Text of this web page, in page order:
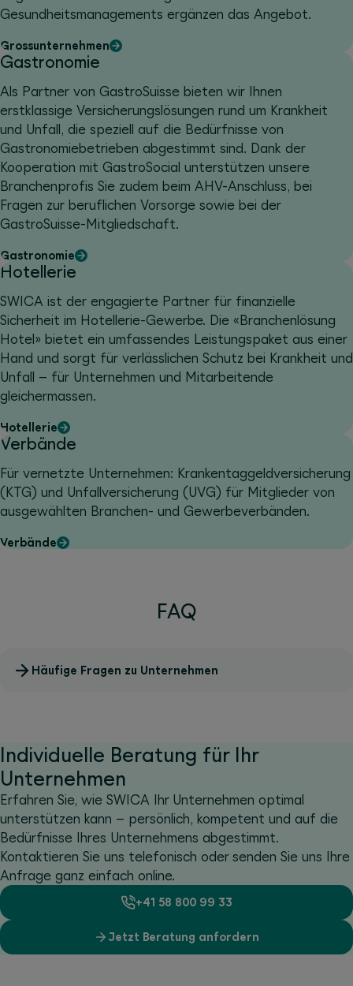
Gesundheitsmanagements ergänzen das Angebot.
Grossunternehmen
Gastronomie
Als Partner von GastroSuisse bieten wir Ihnen
erstklassige Versicherungslösungen rund um Krankheit
und Unfall, die speziell auf die Bedürfnisse von
Gastronomiebetrieben abgestimmt sind. Dank der
Kooperation mit GastroSocial unterstützen unsere
Branchenprofis Sie zudem beim AHV-Anschluss, bei
Fragen zur beruflichen Vorsorge sowie bei der
GastroSuisse-Mitgliedschaft.
Gastronomie
Hotellerie
SWICA ist der engagierte Partner für finanzielle
Sicherheit im Hotellerie-Gewerbe. Die «Branchenlösung
Hotel» bietet ein umfassendes Leistungspaket aus einer
Hand und sorgt für verlässlichen Schutz bei Krankheit und
Unfall – für Unternehmen und Mitarbeitende
gleichermassen.
Hotellerie
Verbände
Für vernetzte Unternehmen: Krankentaggeldversicherung
(KTG) und Unfallversicherung (UVG) für Mitglieder von
ausgewählten Branchen- und Gewerbeverbänden.
Verbände
FAQ
Häufige Fragen zu Unternehmen
Individuelle Beratung für Ihr
Unternehmen
Erfahren Sie, wie SWICA Ihr Unternehmen optimal
unterstützen kann – persönlich, kompetent und auf die
Bedürfnisse Ihres Unternehmens abgestimmt.
Kontaktieren Sie uns telefonisch oder senden Sie uns Ihre
Anfrage ganz einfach online.
+41 58 800 99 33
Jetzt Beratung anfordern